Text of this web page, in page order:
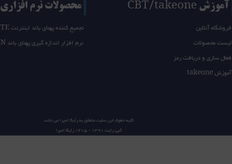
آموزش CBT/takeone
فروشگاه آنلاین
لیست محصولات
فعال سازی و دریافت رمز
آموزش takeone
محصولات نرم افزاری
تجمیع کننده پهنای باند اینترنت rITE
نرم افزار اندازه گیری پهنای باند WAN
کلیه حقوق این سایت متعلق بهرایکا امپرامی باشد
کپی رایت 1391 - 1405
رایکا امپرا